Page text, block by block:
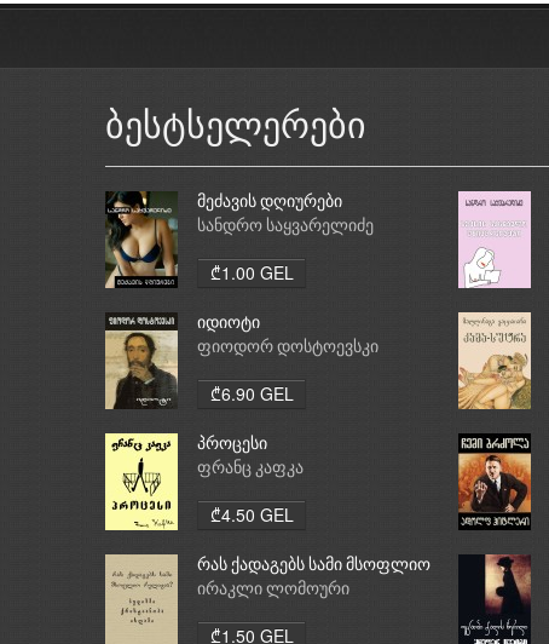
ბესტსელერები
მეძავის დღიურები
სანდრო საყვარელიძე
₾1.00 GEL
იდიოტი
ფიოდორ დოსტოევსკი
₾6.90 GEL
პროცესი
ფრანც კაფკა
₾4.50 GEL
რას ქადაგებს სამი მსოფლიო
რელიგია: ბუდიზმი,
ირაკლი ლომოური
₾1.50 GEL